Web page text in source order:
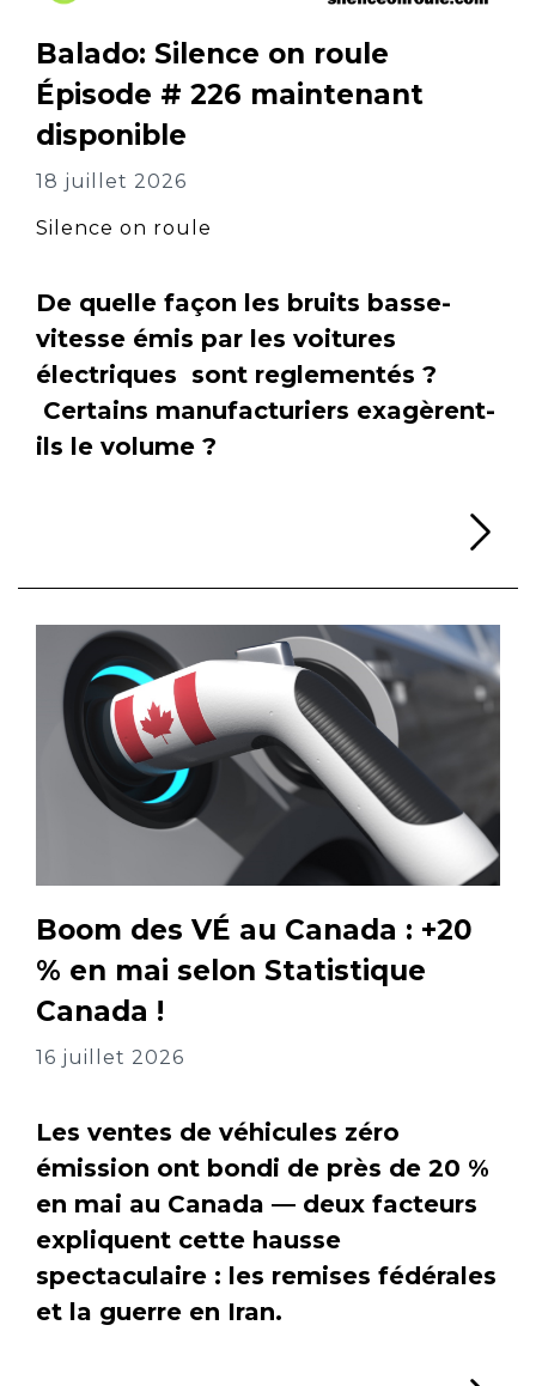
Balado: Silence on roule
Épisode # 226 maintenant
disponible
18 juillet 2026
Silence on roule
De quelle façon les bruits basse-
vitesse émis par les voitures
électriques sont reglementés ?
Certains manufacturiers exagèrent-
ils le volume ?
Boom des VÉ au Canada : +20
% en mai selon Statistique
Canada !
16 juillet 2026
Les ventes de véhicules zéro
émission ont bondi de près de 20 %
en mai au Canada — deux facteurs
expliquent cette hausse
spectaculaire : les remises fédérales
et la guerre en Iran.